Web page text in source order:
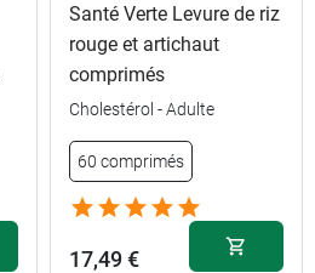
Santé Verte Levure de riz
rouge et artichaut
comprimés
Cholestérol - Adulte
60 comprimés
17,49 €